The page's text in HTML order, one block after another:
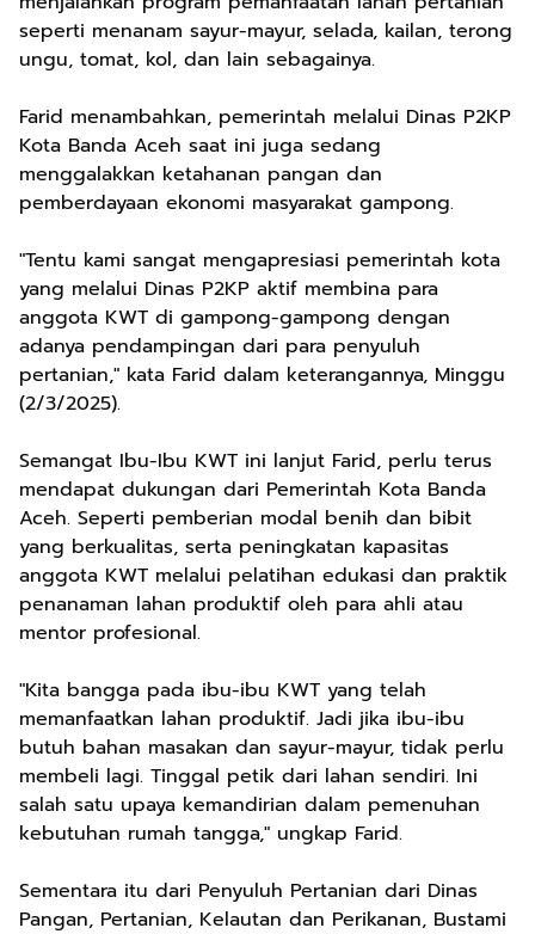
seperti menanam sayur-mayur, selada, kailan, terong
ungu, tomat, kol, dan lain sebagainya.
Farid menambahkan, pemerintah melalui Dinas P2KP
Kota Banda Aceh saat ini juga sedang
menggalakkan ketahanan pangan dan
pemberdayaan ekonomi masyarakat gampong.
"Tentu kami sangat mengapresiasi pemerintah kota
yang melalui Dinas P2KP aktif membina para
anggota KWT di gampong-gampong dengan
adanya pendampingan dari para penyuluh
pertanian," kata Farid dalam keterangannya, Minggu
(2/3/2025).
Semangat Ibu-Ibu KWT ini lanjut Farid, perlu terus
mendapat dukungan dari Pemerintah Kota Banda
Aceh. Seperti pemberian modal benih dan bibit
yang berkualitas, serta peningkatan kapasitas
anggota KWT melalui pelatihan edukasi dan praktik
penanaman lahan produktif oleh para ahli atau
mentor profesional.
"Kita bangga pada ibu-ibu KWT yang telah
memanfaatkan lahan produktif. Jadi jika ibu-ibu
butuh bahan masakan dan sayur-mayur, tidak perlu
membeli lagi. Tinggal petik dari lahan sendiri. Ini
salah satu upaya kemandirian dalam pemenuhan
kebutuhan rumah tangga," ungkap Farid.
Sementara itu dari Penyuluh Pertanian dari Dinas
Pangan, Pertanian, Kelautan dan Perikanan, Bustami